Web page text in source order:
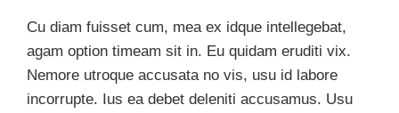
Cu diam fuisset cum, mea ex idque intellegebat,
agam option timeam sit in. Eu quidam eruditi vix.
Nemore utroque accusata no vis, usu id labore
incorrupte. Ius ea debet deleniti accusamus. Usu